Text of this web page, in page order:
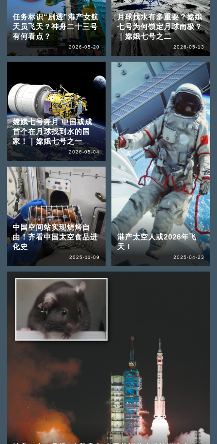
任务标识“剧透”港产女航
天员飞天？神舟二十三号
有何看点？
2026-05-20
月球找水有多重要？嫦娥
七号为何锁定月球南极？
｜嫦娥七号之二
2026-05-13
嫦娥七号奔月 中国或成
首个在月球找到水的国
家！｜嫦娥七号之一
2026-05-04
中国空间站实现烧烤自
由！齐看中国太空食品进
化史
2025-11-09
港产太空人或2026年飞
天！
2025-04-23